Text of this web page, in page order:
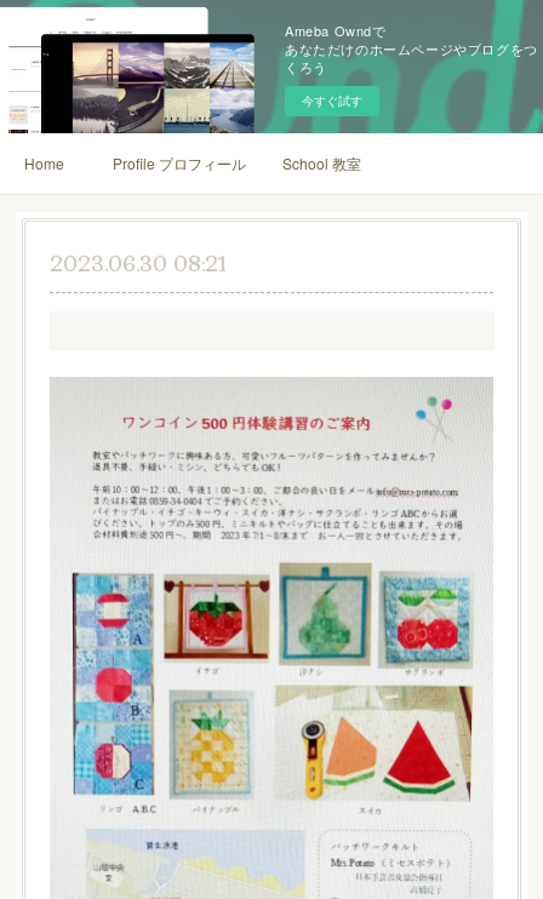
Ameba Owndで
あなただけのホームページやブログをつ
くろう
今すぐ試す
Home Profile プロフィール School 教室
2023.06.30 08:21